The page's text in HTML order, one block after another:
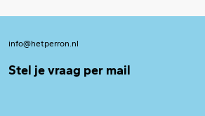
info@hetperron.nl
Stel je vraag per mail